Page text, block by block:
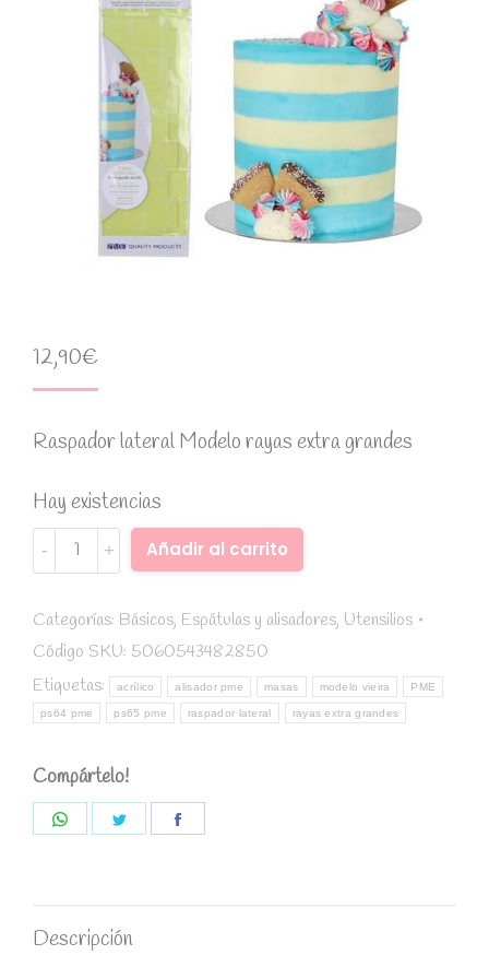
12,90€
Raspador lateral Modelo rayas extra grandes
Hay existencias
Raspador
lateral
tartas
(Rayas
extra
grandes
PS65)
PME
quantity
Añadir al carrito
Categorías: Básicos, Espátulas y alisadores, Utensilios
Código SKU: 5060543482850
Etiquetas:
acrílico alisador pme masas modelo vieira PME
ps64 pme ps65 pme raspador lateral rayas extra grandes
Compártelo!
Descripción